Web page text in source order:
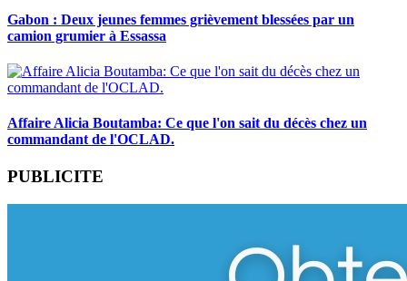
Gabon : Deux jeunes femmes grièvement blessées par un
camion grumier à Essassa
Affaire Alicia Boutamba: Ce que l'on sait du décès chez un
commandant de l'OCLAD.
PUBLICITE